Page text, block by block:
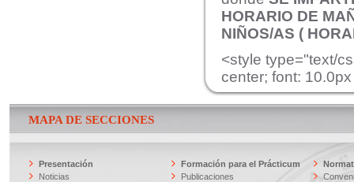
HORARIO DE
NIÑOS/AS (
<style type="text/
center; font:
MAPA DE SECCIONES
Presentación
Noticias
Formación para el Prácticum
Publicaciones